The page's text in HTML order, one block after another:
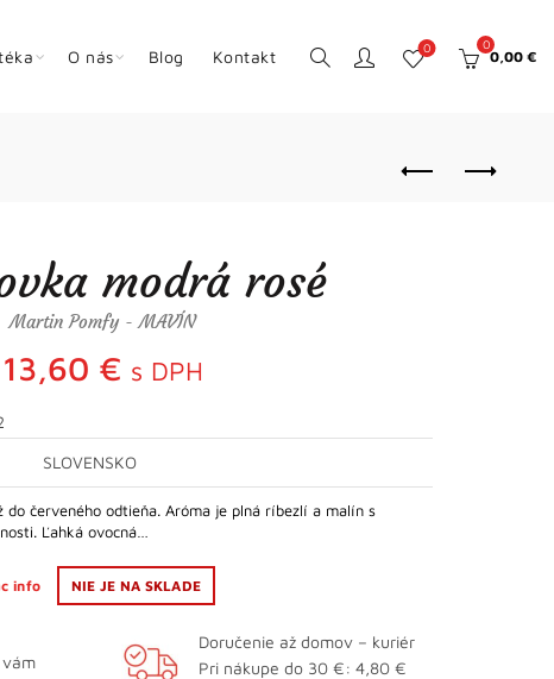
O nás Blog Kontakt 0 0
0,00 €
modrá rosé
Martin Pomfy - MAVÍN
13,60 € s DPH
SLOVENSKO
do červeného odtieňa. Aróma je plná ríbezlí a malín s
Ľahká ovocná…
info NIE JE NA SKLADE
vám
Doručenie až domov – kuriér
Pri nákupe do 30 €: 4,80 €